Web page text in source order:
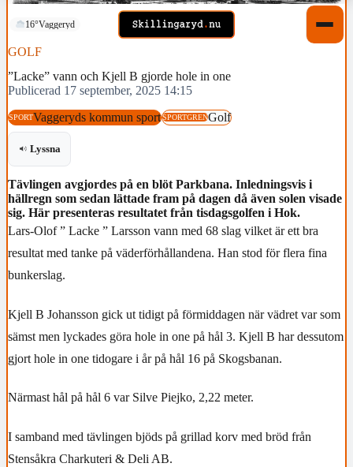
16°Vaggeryd
GOLF
”Lacke” vann och Kjell B gjorde hole in one
Publicerad 17 september, 2025 14:15
SPORTVaggeryds kommun sportSPORTGRENGolf
Lyssna
Tävlingen avgjordes på en blöt Parkbana. Inledningsvis i
hällregn som sedan lättade fram på dagen då även solen visade
sig. Här presenteras resultatet från tisdagsgolfen i Hok.
Lars-Olof ” Lacke ” Larsson vann med 68 slag vilket är ett bra
resultat med tanke på väderförhållandena. Han stod för flera fina
bunkerslag.
Kjell B Johansson gick ut tidigt på förmiddagen när vädret var som
sämst men lyckades göra hole in one på hål 3. Kjell B har dessutom
gjort hole in one tidogare i år på hål 16 på Skogsbanan.
Närmast hål på hål 6 var Silve Piejko, 2,22 meter.
I samband med tävlingen bjöds på grillad korv med bröd från
Stensåkra Charkuteri & Deli AB.